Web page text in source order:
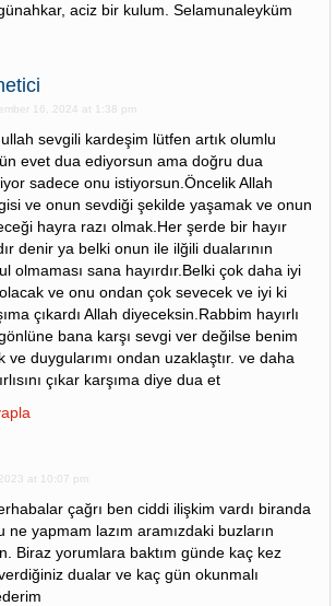
aciz bir kulum. Selamunaleyküm
16, 2024 at 1:38 pm
sevgili kardeşim lütfen artık olumlu
evet dua ediyorsun ama doğru dua
sadece onu istiyorsun.Öncelik Allah
ve onun sevdiği şekilde yaşamak ve onun
hayra razı olmak.Her şerde bir hayır
denir ya belki onun ile ilğili dualarının
olmaması sana hayırdır.Belki çok daha iyi
ve onu ondan çok sevecek ve iyi ki
çıkardı Allah diyeceksin.Rabbim hayırlı
bana karşı sevgi ver değilse benim
ve duygularımı ondan uzaklaştır. ve daha
çıkar karşıma diye dua et
at 10:07 pm
çağrı ben ciddi ilişkim vardı biranda
ne yapmam lazım aramızdaki buzların
Biraz yorumlara baktım günde kaç kez
dualar ve kaç gün okunmalı